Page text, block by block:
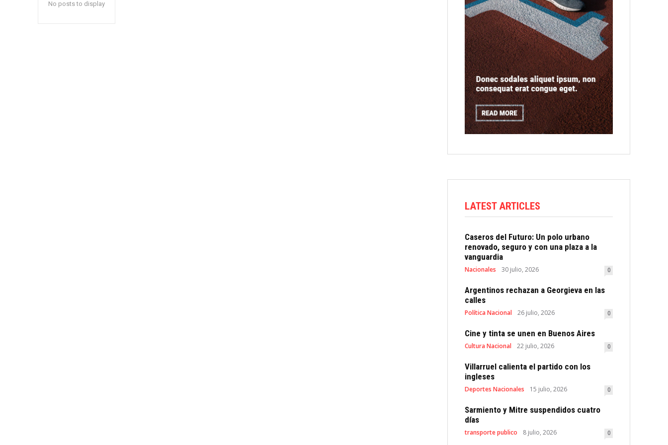
No posts to display
LATEST ARTICLES
Caseros del Futuro: Un polo urbano
renovado, seguro y con una plaza a la
vanguardia
Nacionales 30 julio, 2026 0
Argentinos rechazan a Georgieva en las
calles
Política Nacional 26 julio, 2026 0
Cine y tinta se unen en Buenos Aires
Cultura Nacional 22 julio, 2026 0
Villarruel calienta el partido con los
ingleses
Deportes Nacionales 15 julio, 2026 0
Sarmiento y Mitre suspendidos cuatro
días
transporte publico 8 julio, 2026 0